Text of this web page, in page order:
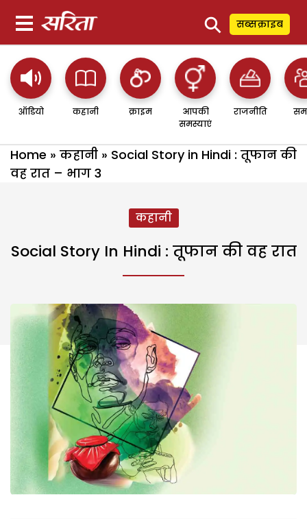
⚲ सब्सक्राइब
ऑडियो कहानी क्राइम
आपकी
समस्याएं
राजनीति
Home » कहानी » Social Story in Hindi : तूफान की
वह रात – भाग 3
कहानी
Social Story In Hindi : तूफान की वह रात